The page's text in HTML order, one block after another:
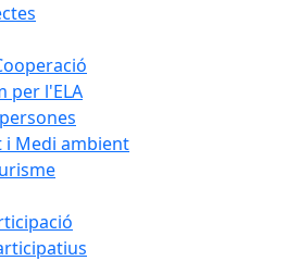
per l'ELA
i Medi ambient